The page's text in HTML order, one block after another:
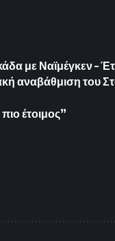
με Ναϊμέγκεν –
αναβάθμιση του
έτοιμος”